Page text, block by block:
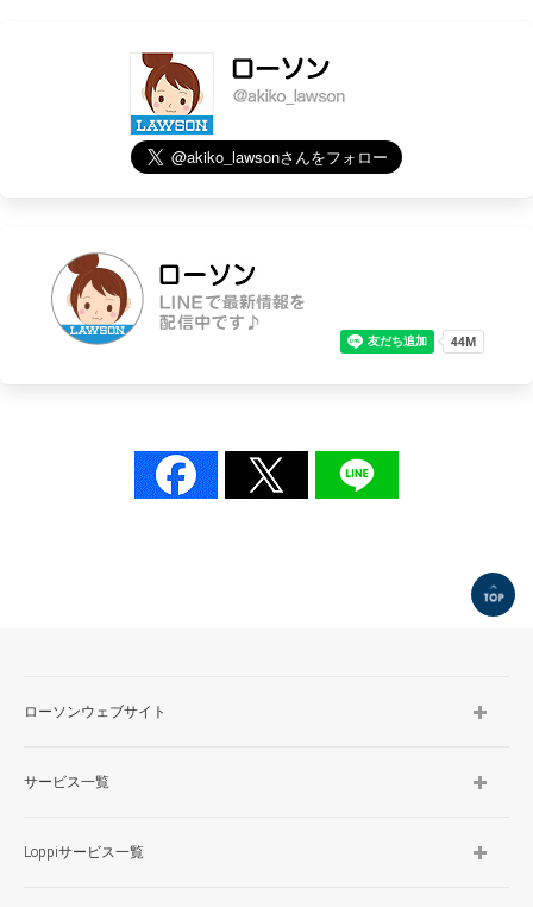
ローソンウェブサイト
サービス一覧
Loppiサービス一覧